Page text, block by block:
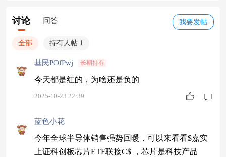
我要发帖
讨论 问答
全部 持有人帖 1
基民POfPwj 长期持有
今天都是红的，为啥还是负的
2025-10-23 22:39
蓝色小花
今年全球半导体销售强势回暖，可以来看看$嘉实
上证科创板芯片ETF联接C$ ，芯片是科技产品